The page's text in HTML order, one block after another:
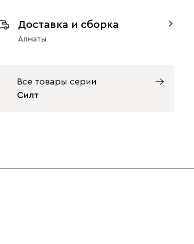
Доставка и сборка
Алматы
Все товары серии
Силт